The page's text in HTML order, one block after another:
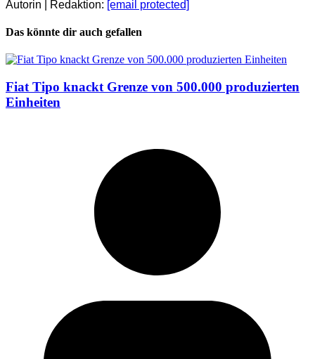
Autorin | Redaktion: [email protected]
Das könnte dir auch gefallen
Fiat Tipo knackt Grenze von 500.000 produzierten
Einheiten